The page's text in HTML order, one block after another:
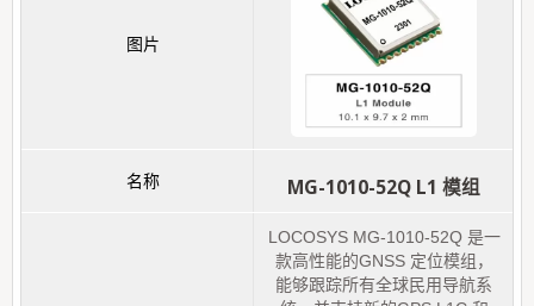
MG-1010-52Q L1 模组
LOCOSYS MG-1010-52Q 是一
款高性能的GNSS 定位模组，
能够跟踪所有全球民用导航系